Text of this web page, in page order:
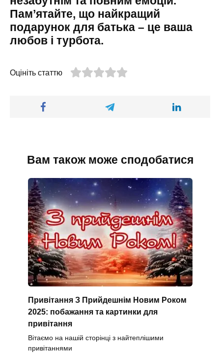
Пам’ятайте, що найкращий
подарунок для батька – це ваша
любов і турбота.
Оцініть статтю
Вам також може сподобатися
Привітання З Прийдешнім Новим Роком
2025: побажання та картинки для
привітання
Вітаємо на нашій сторінці з найтеплішими
привітаннями